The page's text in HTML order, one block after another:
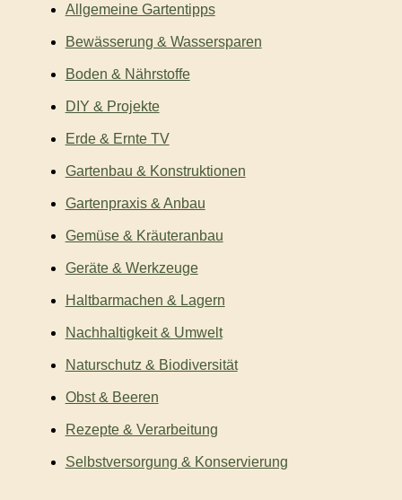
Allgemeine Gartentipps
Bewässerung & Wassersparen
Boden & Nährstoffe
DIY & Projekte
Erde & Ernte TV
Gartenbau & Konstruktionen
Gartenpraxis & Anbau
Gemüse & Kräuteranbau
Geräte & Werkzeuge
Haltbarmachen & Lagern
Nachhaltigkeit & Umwelt
Naturschutz & Biodiversität
Obst & Beeren
Rezepte & Verarbeitung
Selbstversorgung & Konservierung